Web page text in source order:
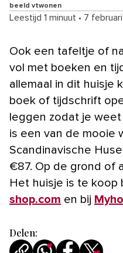
beeld vtwonen
Leestijd 1 minuut • 7 februari
Ook een tafeltje of nachtkastje naast je bed
vol met boeken en
allemaal in dit huisje
boek of tijdschrift
leggen zodat je
is een van de mooie
Scandinavische
€87. Op de grond of
Het huisje is te koop
shop.com en bij
Delen: